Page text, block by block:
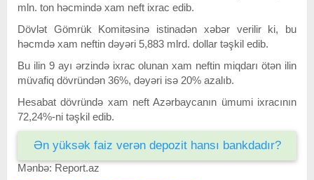
mln. ton həcmində xam neft ixrac edib.
Dövlət Gömrük Komitəsinə istinadən xəbər verilir ki, bu
həcmdə xam neftin dəyəri 5,883 mlrd. dollar təşkil edib.
Bu ilin 9 ayı ərzində ixrac olunan xam neftin miqdarı ötən ilin
müvafiq dövründən 36%, dəyəri isə 20% azalıb.
Hesabat dövründə xam neft Azərbaycanın ümumi ixracının
72,24%-ni təşkil edib.
Ən yüksək faiz verən depozit hansı bankdadır?
Mənbə: Report.az